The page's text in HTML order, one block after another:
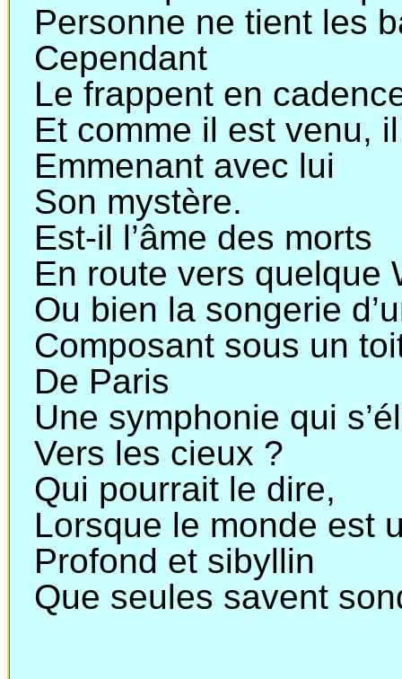
Personne ne tient les
Cependant
Le frappent en
Et comme il est venu,
Emmenant avec lui
Son mystère.
Est-il l’âme des morts
En route vers quelque
Ou bien la songerie
Composant sous un
De Paris
Une symphonie qui
Vers les cieux ?
Qui pourrait le dire,
Lorsque le monde est
Profond et sibyllin
Que seules savent